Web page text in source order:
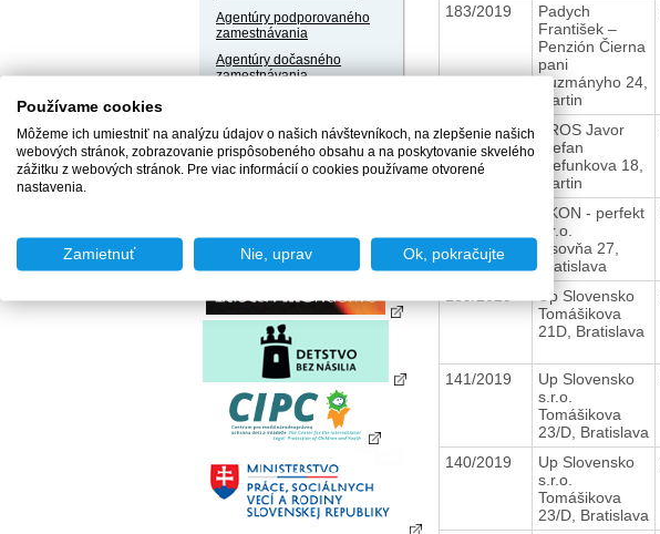
Agentúry podporovaného
zamestnávania
Agentúry dočasného
zamestnávania
Chránené dielne a
chránené pracoviská
183/2019
Padych
František –
Penzión Čierna
pani
Kuzmányho 24,
Martin
97/2019
AROS Javor
Štefan
Štefunkova 18,
Martin
EKON - perfekt
s.r.o.
Lisovňa 27,
Bratislava
Up Slovensko
Tomášikova
21D, Bratislava
141/2019
Up Slovensko
s.r.o.
Tomášikova
23/D, Bratislava
140/2019
Up Slovensko
s.r.o.
Tomášikova
23/D, Bratislava
Používame cookies
Môžeme ich umiestniť na analýzu údajov o našich návštevníkoch, na zlepšenie našich
webových stránok, zobrazovanie prispôsobeného obsahu a na poskytovanie skvelého
zážitku z webových stránok. Pre viac informácií o cookies používame otvorené
nastavenia.
Zamietnuť Nie, uprav Ok, pokračujte